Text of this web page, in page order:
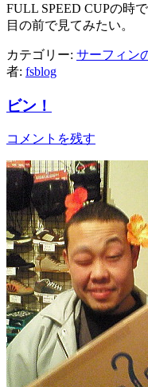
FULL SPEED CUPの時
目の前で見てみたい。
カテゴリー: サーフィン
者: fsblog
ビン！
コメントを残す